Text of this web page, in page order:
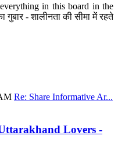
in this board in the
- शालीनता की सीमा में रहते
Re: Share Informative Ar...
Lovers -